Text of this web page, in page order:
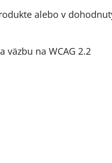
alebo v
na WCAG 2.2